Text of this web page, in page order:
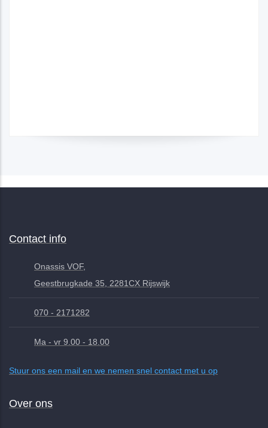
Contact info
Onassis VOF,
Geestbrugkade 35, 2281CX Rijswijk
070 - 2171282
Ma - vr 9.00 - 18.00
Stuur ons een mail en we nemen snel contact met u op
Over ons